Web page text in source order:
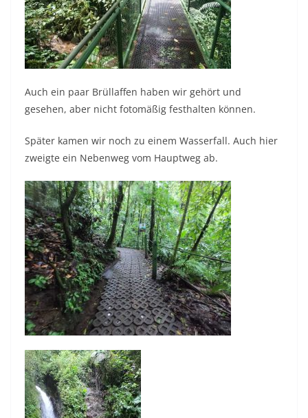
Auch ein paar Brüllaffen haben wir gehört und
gesehen, aber nicht fotomäßig festhalten können.
Später kamen wir noch zu einem Wasserfall. Auch hier
zweigte ein Nebenweg vom Hauptweg ab.